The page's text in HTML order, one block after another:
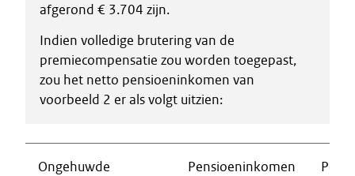
afgerond € 3.704 zijn.
Indien volledige brutering van de
premiecompensatie zou worden toegepast,
zou het netto pensioeninkomen van
voorbeeld 2 er als volgt uitzien:
Ongehuwde
Pensioeninkomen